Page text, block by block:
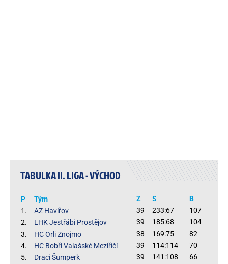
TABULKA II. LIGA - VÝCHOD
P Tým Z S
B
1.
AZ Havířov 39 233:67
107
2.
LHK Jestřábi Prostějov 39 185:68
104
3.
HC Orli Znojmo 38 169:75
82
4.
HC Bobři Valašské Meziříčí 39 114:114
70
5.
Draci Šumperk 39 141:108
66